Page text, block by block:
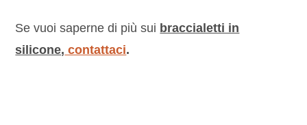
Se vuoi saperne di più sui braccialetti in
silicone, contattaci.